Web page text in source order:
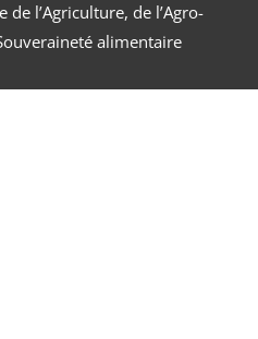
l’Agriculture, de l’Agro-
alimentaire